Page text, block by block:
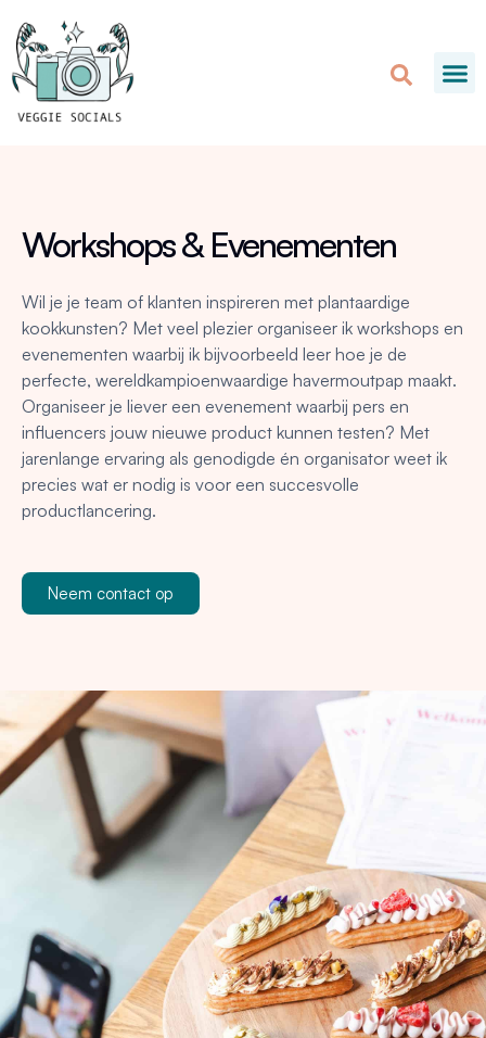
Workshops & Evenementen
Wil je je team of klanten inspireren met plantaardige
kookkunsten? Met veel plezier organiseer ik workshops en
evenementen waarbij ik bijvoorbeeld leer hoe je de
perfecte, wereldkampioenwaardige havermoutpap maakt.
Organiseer je liever een evenement waarbij pers en
influencers jouw nieuwe product kunnen testen? Met
jarenlange ervaring als genodigde én organisator weet ik
precies wat er nodig is voor een succesvolle
productlancering.
Neem contact op